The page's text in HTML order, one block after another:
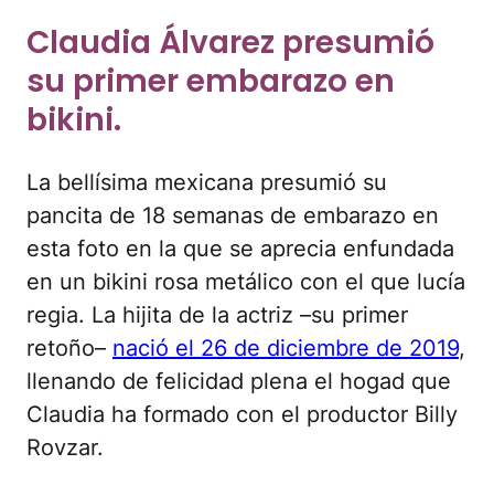
Claudia Álvarez presumió
su primer embarazo en
bikini.
La bellísima mexicana presumió su
pancita de 18 semanas de embarazo en
esta foto en la que se aprecia enfundada
en un bikini rosa metálico con el que lucía
regia. La hijita de la actriz –su primer
retoño– nació el 26 de diciembre de 2019,
llenando de felicidad plena el hogad que
Claudia ha formado con el productor Billy
Rovzar.